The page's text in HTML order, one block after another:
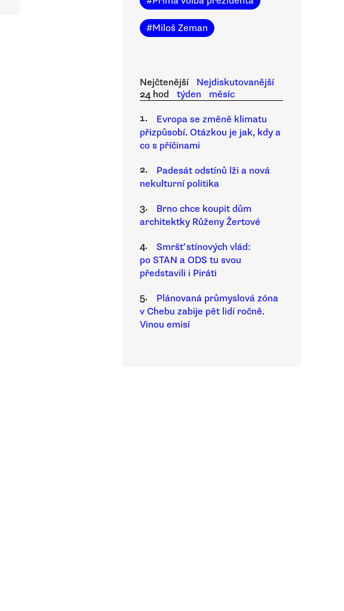
#Miloš Zeman
Nejčtenější
Nejdiskutovanější
24 hod
týden
měsíc
1.
Evropa se změně klimatu
přizpůsobí. Otázkou je jak, kdy a
co s příčinami
2.
Padesát odstínů lži a nová
nekulturní politika
3.
Brno chce koupit dům
architektky Růženy Žertové
4.
Smršť stínových vlád:
po STAN a ODS tu svou
představili i Piráti
5.
Plánovaná průmyslová zóna
v Chebu zabije pět lidí ročně.
Vinou emisí